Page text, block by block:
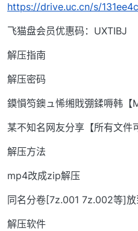
https://drive.uc.cn/s/
飞猫盘会员优惠码：UXTIBJ
解压指南
解压密码
鏌愪笉鐭ュ悕缃戝弸鍒嗕韩【
某不知名网友分享【所有文件
解压方法
mp4改成zip解压
同名分卷[7z.001 7z.002等]
解压软件